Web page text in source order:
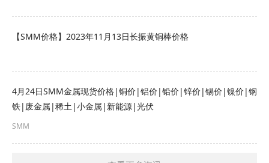
【SMM价格】2023年11月13日长振黄铜棒价格
4月24日SMM金属现货价格|铜价|铝价|铅价|锌价|锡价|镍价|钢
铁|废金属|稀土|小金属|新能源|光伏
SMM